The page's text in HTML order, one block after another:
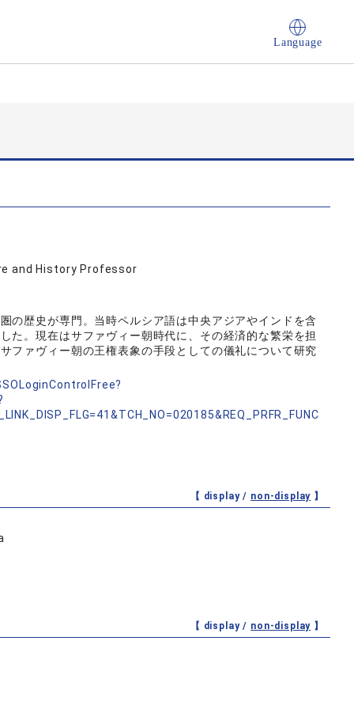
Language
and History Professor
の歴史が専門。当時ペルシア語は中央アジアやインドを含
た。現在はサファヴィー朝時代に、その経済的な繁栄を担
ファヴィー朝の王権表象の手段としての儀礼について研究
【 display / non-display 】
【 display / non-display 】